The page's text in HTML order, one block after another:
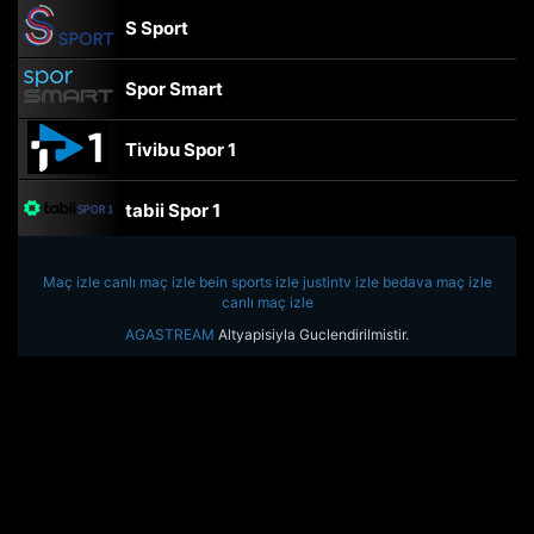
S Sport
Spor Smart
Tivibu Spor 1
tabii Spor 1
TRT Spor
beIN Sports Haber
Maç izle canlı maç izle bein sports izle justintv izle bedava maç izle
canlı maç izle
AGASTREAM Altyapisiyla Guclendirilmistir.